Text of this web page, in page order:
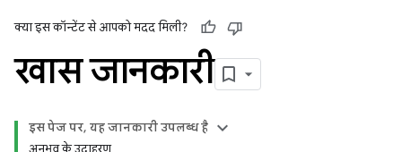
क्या इस कॉन्टेंट से आपको मदद मिली?
खास जानकारी
इस पेज पर, यह जानकारी उपलब्ध है
अनुभव के उदाहरण